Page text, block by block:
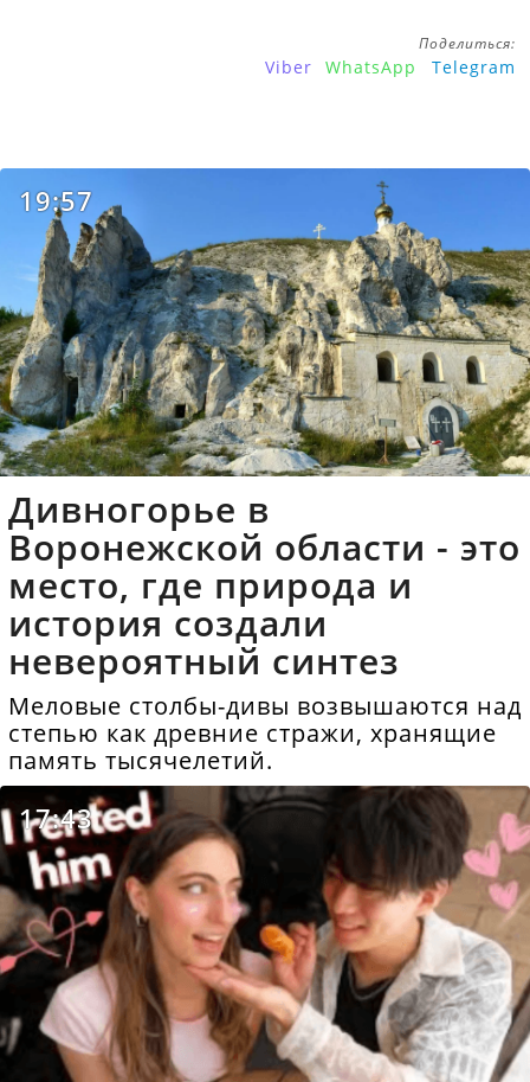
Поделиться:
Viber WhatsApp Telegram
19:57
Дивногорье в
Воронежской области - это
место, где природа и
история создали
невероятный синтез
Меловые столбы-дивы возвышаются над
степью как древние стражи, хранящие
память тысячелетий.
17:43